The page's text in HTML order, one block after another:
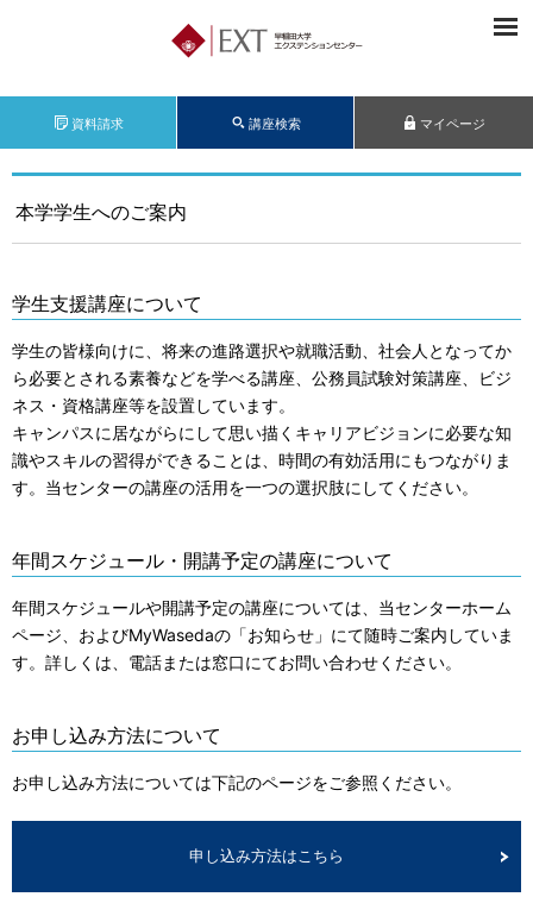
資料請求 講座検索 マイページ
本学学生へのご案内
学生支援講座について
学生の皆様向けに、将来の進路選択や就職活動、社会人となってか
ら必要とされる素養などを学べる講座、公務員試験対策講座、ビジ
ネス・資格講座等を設置しています。
キャンパスに居ながらにして思い描くキャリアビジョンに必要な知
識やスキルの習得ができることは、時間の有効活用にもつながりま
す。当センターの講座の活用を一つの選択肢にしてください。
年間スケジュール・開講予定の講座について
年間スケジュールや開講予定の講座については、当センターホーム
ページ、およびMyWasedaの「お知らせ」にて随時ご案内していま
す。詳しくは、電話または窓口にてお問い合わせください。
お申し込み方法について
お申し込み方法については下記のページをご参照ください。
申し込み方法はこちら